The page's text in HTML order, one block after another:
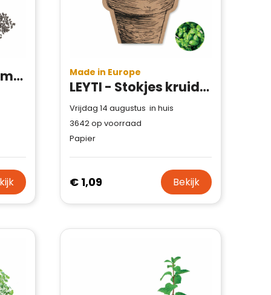
BASILOP - Basilicumzaadjes in envelop Made in Europe
LEYTI - Stokjes kruidenzaden
Vrijdag 14 augustus in huis
3642op voorraad
Papier
€ 1,09 Bekijk